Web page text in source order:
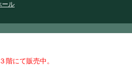
ール
階にて販売中。